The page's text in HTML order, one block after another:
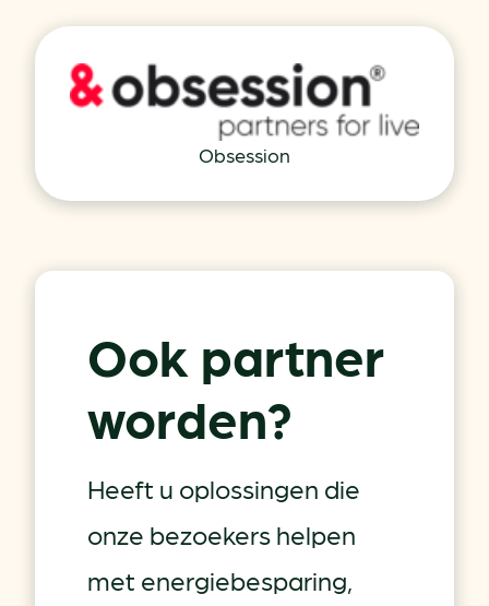
Ook partner
worden?
Heeft u oplossingen die
onze bezoekers helpen
met energiebesparing,
Obsession